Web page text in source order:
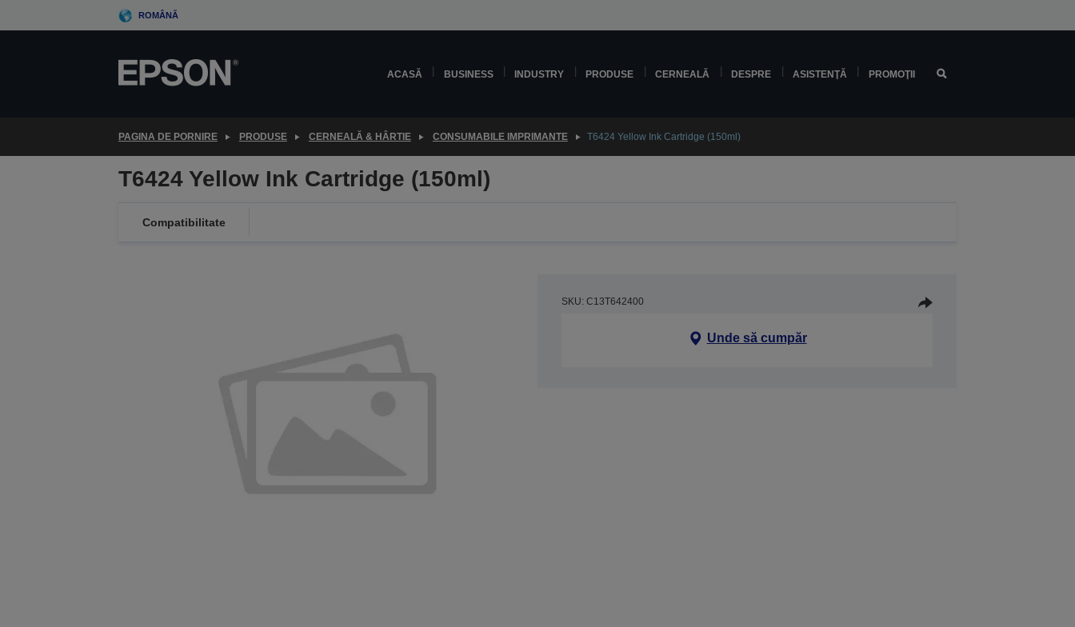
to
ROMÂNĂ
ACASĂ BUSINESS INDUSTRY PRODUSE CERNEALĂ DESPRE ASISTENŢĂ PROMOŢII
PAGINA DE PORNIRE PRODUSE CERNEALĂ & HÂRTIE CONSUMABILE IMPRIMANTE T6424 Yellow Ink Cartridge (150ml)
T6424 Yellow Ink Cartridge (150ml)
Compatibilitate
SKU: C13T642400
Unde să cumpăr